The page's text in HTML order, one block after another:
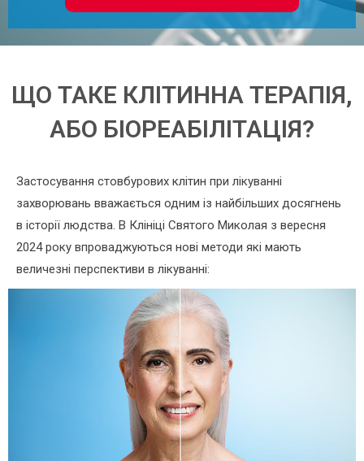
ЩО ТАКЕ КЛІТИННА ТЕРАПІЯ,
АБО БІОРЕАБІЛІТАЦІЯ?
Застосування стовбурових клітин при лікуванні
захворювань вважається одним із найбільших досягнень
в історії людства. В Клініці Святого Миколая з вересня
2024 року впроваджуються нові методи які мають
величезні перспективи в лікуванні: